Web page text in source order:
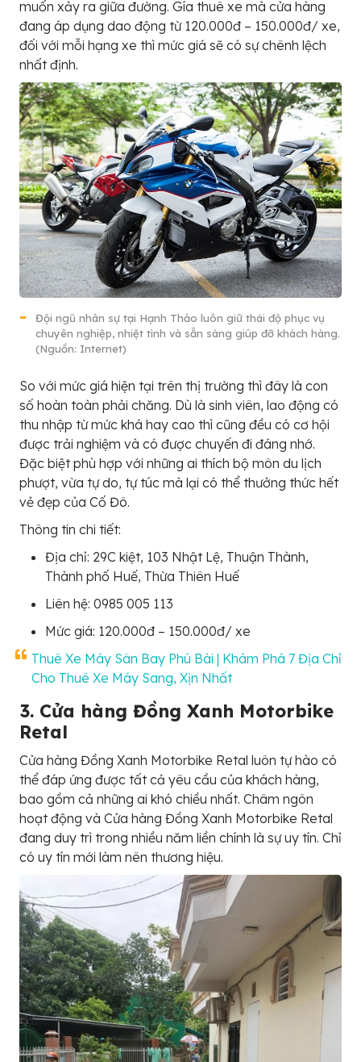
muốn xảy ra giữa đường. Gía thuê xe mà cửa hàng
đang áp dụng dao động từ 120.000đ – 150.000đ/ xe,
đối với mỗi hạng xe thì mức giá sẽ có sự chênh lệch
nhất định.
Đội ngũ nhân sự tại Hạnh Thảo luôn giữ thái độ phục vụ
chuyên nghiệp, nhiệt tình và sẵn sàng giúp đỡ khách hàng.
(Nguồn: Internet)
So với mức giá hiện tại trên thị trường thì đây là con
số hoàn toàn phải chăng. Dù là sinh viên, lao động có
thu nhập từ mức khá hay cao thì cũng đều có cơ hội
được trải nghiệm và có được chuyến đi đáng nhớ.
Đặc biệt phù hợp với những ai thích bộ môn du lịch
phượt, vừa tự do, tự túc mà lại có thể thưởng thức hết
vẻ đẹp của Cố Đô.
Thông tin chi tiết:
Địa chỉ: 29C kiệt, 103 Nhật Lệ, Thuận Thành,
Thành phố Huế, Thừa Thiên Huế
Liên hệ: 0985 005 113
Mức giá: 120.000đ – 150.000đ/ xe
Thuê Xe Máy Sân Bay Phú Bài | Khám Phá 7 Địa Chỉ
Cho Thuê Xe Máy Sang, Xịn Nhất
3. Cửa hàng Đồng Xanh Motorbike
Retal
Cửa hàng Đồng Xanh Motorbike Retal luôn tự hào có
thể đáp ứng được tất cả yêu cầu của khách hàng,
bao gồm cả những ai khó chiều nhất. Châm ngôn
hoạt động và Cửa hàng Đồng Xanh Motorbike Retal
đang duy trì trong nhiều năm liền chính là sự uy tín. Chỉ
có uy tín mới làm nên thương hiệu.